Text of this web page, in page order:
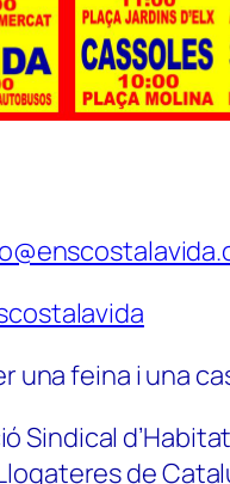
una feina i una
Sindical
de